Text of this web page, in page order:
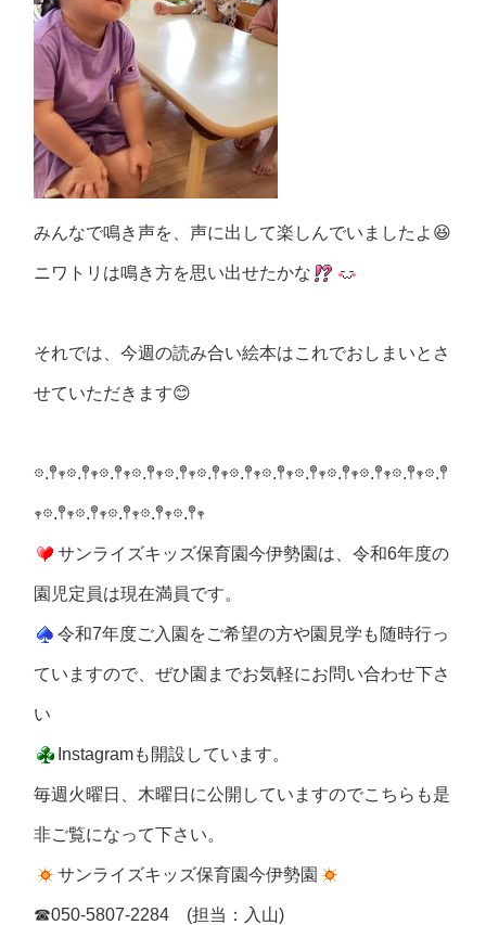
みんなで鳴き声を、声に出して楽しんでいましたよ😆
ニワトリは鳴き方を思い出せたかな
それでは、今週の読み合い絵本はこれでおしまいとさ
せていただきます😊
𖡼.𖤣𖥧𖡼.𖤣𖥧𖡼.𖤣𖥧𖡼.𖤣𖥧𖡼.𖤣𖥧𖡼.𖤣𖥧𖡼.𖤣𖥧𖡼.𖤣𖥧𖡼.𖤣𖥧𖡼.𖤣𖥧𖡼.𖤣𖥧𖡼.𖤣𖥧𖡼.𖤣
𖥧𖡼.𖤣𖥧𖡼.𖤣𖥧𖡼.𖤣𖥧𖡼.𖤣𖥧𖡼.𖤣𖥧
サンライズキッズ保育園今伊勢園は、令和6年度の
園児定員は現在満員です。
令和7年度ご入園をご希望の方や園見学も随時行っ
ていますので、ぜひ園までお気軽にお問い合わせ下さ
い
Instagramも開設しています。
毎週火曜日、木曜日に公開していますのでこちらも是
非ご覧になって下さい。
サンライズキッズ保育園今伊勢園
☎050-5807-2284 (担当：入山)